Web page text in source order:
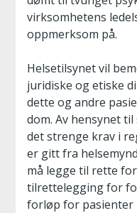
virksomhetens
oppmerksom på.
Helsetilsynet vil
juridiske og etiske
dette og andre
dom. Av hensynet
det strenge krav i
er gitt fra
må legge til rette
tilrettelegging for
forløp for pasienter